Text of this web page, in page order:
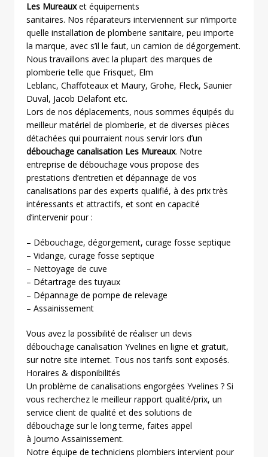
Les Mureauxet équipements
sanitaires. Nos réparateurs interviennent sur n’importe
quelle installation de plomberie sanitaire, peu importe
la marque, avec s’il le faut, un camion de dégorgement.
Nous travaillons avec la plupart des marques de
plomberie telle que Frisquet, Elm
Leblanc, Chaffoteaux et Maury, Grohe, Fleck, Saunier
Duval, Jacob Delafont etc.
Lors de nos déplacements, nous sommes équipés du
meilleur matériel de plomberie, et de diverses pièces
détachées qui pourraient nous servir lors d’un
débouchage canalisation Les Mureaux. Notre
entreprise de débouchage vous propose des
prestations d’entretien et dépannage de vos
canalisations par des experts qualifié, à des prix très
intéressants et attractifs, et sont en capacité
d’intervenir pour :
– Débouchage, dégorgement, curage fosse septique
– Vidange, curage fosse septique
– Nettoyage de cuve
– Détartrage des tuyaux
– Dépannage de pompe de relevage
– Assainissement
Vous avez la possibilité de réaliser un devis
débouchage canalisation Yvelines en ligne et gratuit,
sur notre site internet. Tous nos tarifs sont exposés.
Horaires & disponibilités
Un problème de canalisations engorgées Yvelines ? Si
vous recherchez le meilleur rapport qualité/prix, un
service client de qualité et des solutions de
débouchage sur le long terme, faites appel
à Journo Assainissement.
Notre équipe de techniciens plombiers intervient pour